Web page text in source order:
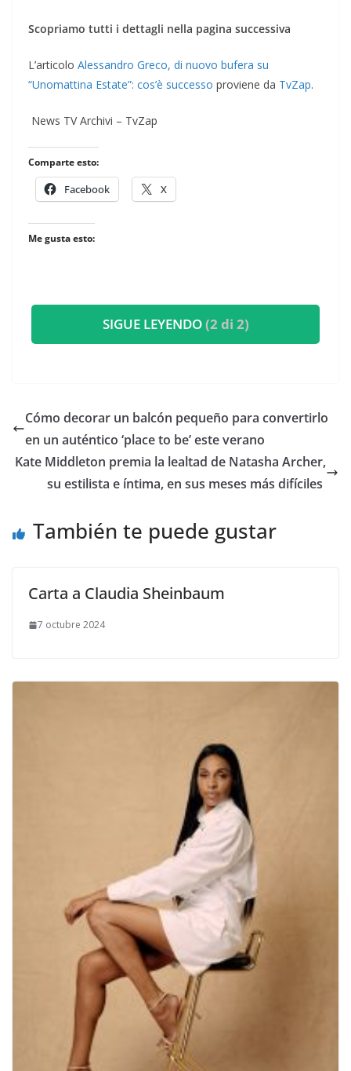
Scopriamo tutti i dettagli nella pagina successiva
L’articolo Alessandro Greco, di nuovo bufera su
“Unomattina Estate”: cos’è successo proviene da TvZap.
​ News TV Archivi – TvZap
Comparte esto:
Facebook X
Me gusta esto:
SIGUE LEYENDO(2 di 2)
​Cómo decorar un balcón pequeño para convertirlo
en un auténtico ‘place to be’ este verano
​Kate Middleton premia la lealtad de Natasha Archer,
su estilista e íntima, en sus meses más difíciles
También te puede gustar
Carta a Claudia Sheinbaum
7 octubre 2024